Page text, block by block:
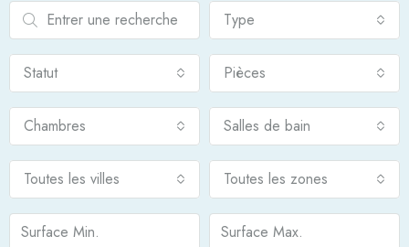
Type
Statut Pièces
Chambres Salles de bain
Toutes les villes Toutes les zones